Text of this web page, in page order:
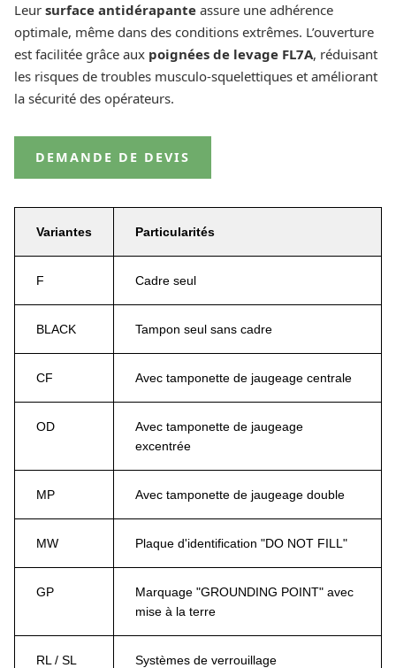
Leur surface antidérapante assure une adhérence
optimale, même dans des conditions extrêmes. L’ouverture
est facilitée grâce aux poignées de levage FL7A, réduisant
les risques de troubles musculo-squelettiques et améliorant
la sécurité des opérateurs.
DEMANDE DE DEVIS
Variantes Particularités
F Cadre seul
BLACK Tampon seul sans cadre
CF Avec tamponette de jaugeage centrale
OD
Avec tamponette de jaugeage
excentrée
MP Avec tamponette de jaugeage double
MW Plaque d'identification "DO NOT FILL"
GP
Marquage "GROUNDING POINT" avec
mise à la terre
RL / SL Systèmes de verrouillage